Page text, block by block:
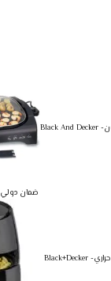
Black And Decker -شوايه لايف ستايل هيلثي جريل- لون
اسود 2200 W – Lgm70-B5 – ضمان دولي
Black+Decker -قلاية ايروفراي الكهربائية ذات حمل حراري